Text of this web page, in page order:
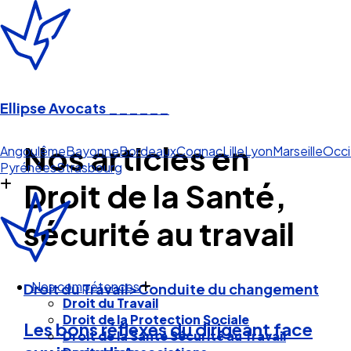
Ellipse Avocats
Lille
AngoulêmeBayonneBordeauxCognacLilleLyon
Pyrénées
Strasbourg
Nos compétences
Droit du Travail
Droit de la Protection Sociale
Nos articles en
Droit de la Santé,
sécurité au travail
Droit du Travail>Conduite du changement
Les bons réflexes du dirigeant face